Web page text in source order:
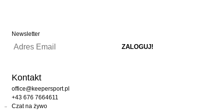
Newsletter
Kontakt
office@keepersport.pl
+43 676 7664611
Czat na żywo